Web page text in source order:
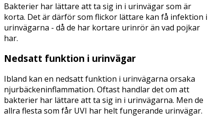
Bakterier har lättare att ta sig in i urinvägar som är
korta. Det är därför som flickor lättare kan få infektion i
urinvägarna - då de har kortare urinrör än vad pojkar
har.
Nedsatt funktion i urinvägar
Ibland kan en nedsatt funktion i urinvägarna orsaka
njurbäckeninflammation. Oftast handlar det om att
bakterier har lättare att ta sig in i urinvägarna. Men de
allra flesta som får UVI har helt fungerande urinvägar.